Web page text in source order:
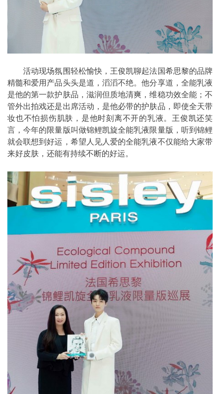
活动现场氛围轻松愉快，王俊凯聊起法国希思黎的品牌
精髓和爱用产品头头是道，滔滔不绝。他分享道，全能乳液
是他的第一款护肤品，滋润但质地清爽，维稳功效全能；不
管外出拍戏还是出席活动，是他必带的护肤品，即使全天带
妆也不怕损伤肌肤，是他时刻离不开的乳液。王俊凯还笑
言，今年的限量版叫做锦鲤凯旋全能乳液限量版，听到锦鲤
就会联想到好运，希望人见人爱的全能乳液不仅能给大家带
来好皮肤，还能有持续不断的好运。